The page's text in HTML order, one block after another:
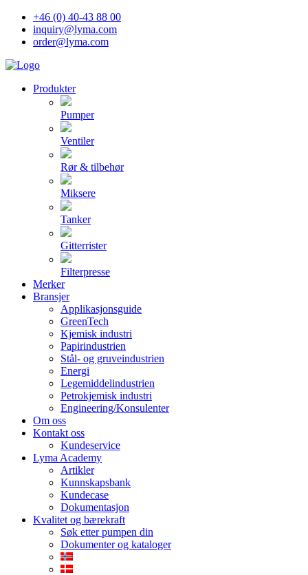
+46 (0) 40-43 88 00
inquiry@lyma.com
order@lyma.com
Produkter
Pumper
Ventiler
Rør & tilbehør
Miksere
Tanker
Gitterrister
Filterpresse
Merker
Bransjer
Applikasjonsguide
GreenTech
Kjemisk industri
Papirindustrien
Stål- og gruveindustrien
Energi
Legemiddelindustrien
Petrokjemisk industri
Engineering/Konsulenter
Om oss
Kontakt oss
Kundeservice
Lyma Academy
Artikler
Kunnskapsbank
Kundecase
Dokumentasjon
Kvalitet og bærekraft
Søk etter pumpen din
Dokumenter og kataloger